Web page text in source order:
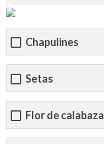
Chapulines
Setas
Flor de calabaza